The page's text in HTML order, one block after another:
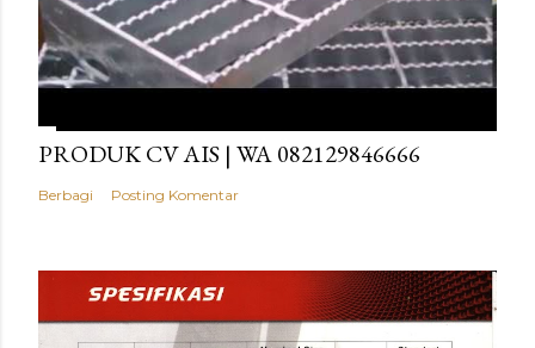
PRODUK CV AIS | WA 082129846666
Berbagi Posting Komentar